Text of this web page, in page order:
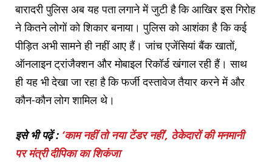
बारादरी पुलिस अब यह पता लगाने में जुटी है कि आखिर इस गिरोह
ने कितने लोगों को शिकार बनाया। पुलिस को आशंका है कि कई
पीड़ित अभी सामने ही नहीं आए हैं। जांच एजेंसियां बैंक खातों,
ऑनलाइन ट्रांजैक्शन और मोबाइल रिकॉर्ड खंगाल रही हैं। साथ
ही यह भी देखा जा रहा है कि फर्जी दस्तावेज तैयार करने में और
कौन-कौन लोग शामिल थे।
इसे भी पढ़ें : ‘काम नहीं तो नया टेंडर नहीं’, ठेकेदारों की मनमानी
पर मंत्री दीपिका का शिकंजा